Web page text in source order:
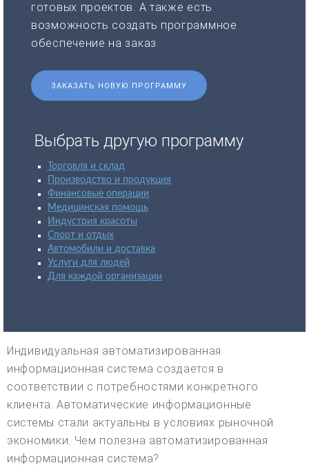
готовых проектов. А также есть
возможность создать программное
обеспечение на заказ.
ЗАКАЗАТЬ НОВУЮ ПРОГРАММУ
Выбрать другую программу
Торговля и склад
Производство и продукция
Финансовые операции
Медицинская помощь
Индустрия красоты
Спорт и отдых
Автомобили и доставка
Услуги для людей
Для каждой организации
Индивидуальная автоматизированная
информационная система создается в
соответствии с потребностями конкретного
клиента. Автоматические информационные
системы стали актуальны в условиях рыночной
экономики. Чем полезна автоматизированная
информационная система?